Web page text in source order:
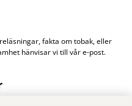
fakta om tobak, eller
hänvisar vi till vår e-post.